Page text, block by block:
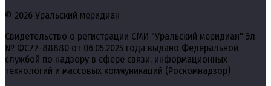
© 2026 Уральский меридиан
Свидетельство о регистрации СМИ "Уральский меридиан" Эл
№ ФС77-88880 от 06.05.2025 года выдано Федеральной
службой по надзору в сфере связи, информационных
технологий и массовых коммуникаций (Роскомнадзор)